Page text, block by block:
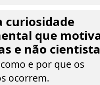
curiosidade
que
e não
e por que os
ocorrem.